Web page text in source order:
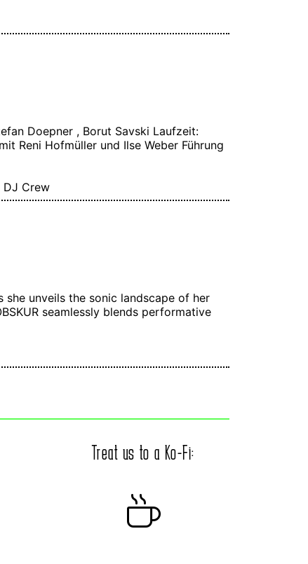
Doepner , Borut Savski Laufzeit:
Reni Hofmüller und Ilse Weber Führung
DJ Crew
unveils the sonic landscape of her
seamlessly blends performative
Treat us to a Ko-Fi: